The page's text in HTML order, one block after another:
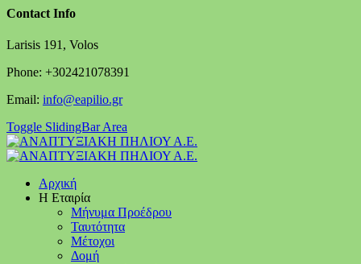
Contact Info
Larisis 191, Volos
Phone: +302421078391
Email: info@eapilio.gr
Toggle SlidingBar Area
Αρχική
Η Εταιρία
Μήνυμα Προέδρου
Ταυτότητα
Μέτοχοι
Δομή